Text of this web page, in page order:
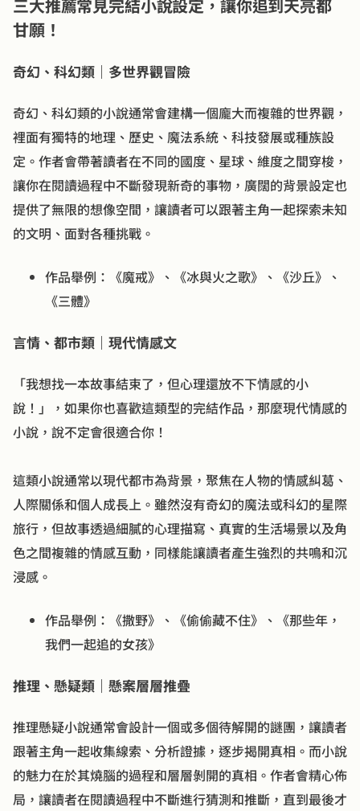
三大推薦常見完結小說設定，讓你追到天亮都
甘願！
奇幻、科幻類｜多世界觀冒險
奇幻、科幻類的小說通常會建構一個龐大而複雜的世界觀，
裡面有獨特的地理、歷史、魔法系統、科技發展或種族設
定。作者會帶著讀者在不同的國度、星球、維度之間穿梭，
讓你在閱讀過程中不斷發現新奇的事物，廣闊的背景設定也
提供了無限的想像空間，讓讀者可以跟著主角一起探索未知
的文明、面對各種挑戰。
作品舉例：《魔戒》、《冰與火之歌》、《沙丘》、
《三體》
言情、都市類｜現代情感文
「我想找一本故事結束了，但心理還放不下情感的小
說！」，如果你也喜歡這類型的完結作品，那麼現代情感的
這類小說通常以現代都市為背景，聚焦在人物的情感糾葛、
人際關係和個人成長上。雖然沒有奇幻的魔法或科幻的星際
旅行，但故事透過細膩的心理描寫、真實的生活場景以及角
色之間複雜的情感互動，同樣能讓讀者產生強烈的共鳴和沉
浸感。
作品舉例：《撒野》、《偷偷藏不住》、《那些年，
我們一起追的女孩》
推理、懸疑類｜懸案層層推疊
推理懸疑小說通常會設計一個或多個待解開的謎團，讓讀者
跟著主角一起收集線索、分析證據，逐步揭開真相。而小說
的魅力在於其燒腦的過程和層層剝開的真相。作者會精心佈
局，讓讀者在閱讀過程中不斷進行猜測和推斷，直到最後才